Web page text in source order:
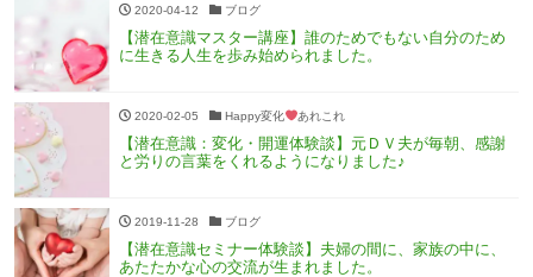
2020-04-12 ブログ
【潜在意識マスター講座】誰のためでもない自分のため
に生きる人生を歩み始められました。
2020-02-05 Happy変化 あれこれ
【潜在意識：変化・開運体験談】元ＤＶ夫が毎朝、感謝
と労りの言葉をくれるようになりました♪
2019-11-28 ブログ
【潜在意識セミナー体験談】夫婦の間に、家族の中に、
あたたかな心の交流が生まれました。